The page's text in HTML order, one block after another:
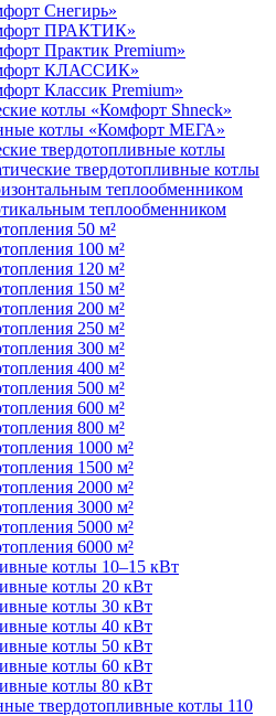
Снегирь»
ПРАКТИК»
Практик Premium»
КЛАССИК»
Классик Premium»
котлы «Комфорт Shneck»
котлы «Комфорт МЕГА»
твердотопливные котлы
твердотопливные котлы
теплообменником
теплообменником
50 м²
100 м²
120 м²
150 м²
200 м²
250 м²
300 м²
400 м²
500 м²
600 м²
800 м²
1000 м²
1500 м²
2000 м²
3000 м²
5000 м²
6000 м²
котлы 10–15 кВт
котлы 20 кВт
котлы 30 кВт
котлы 40 кВт
котлы 50 кВт
котлы 60 кВт
котлы 80 кВт
твердотопливные котлы 110